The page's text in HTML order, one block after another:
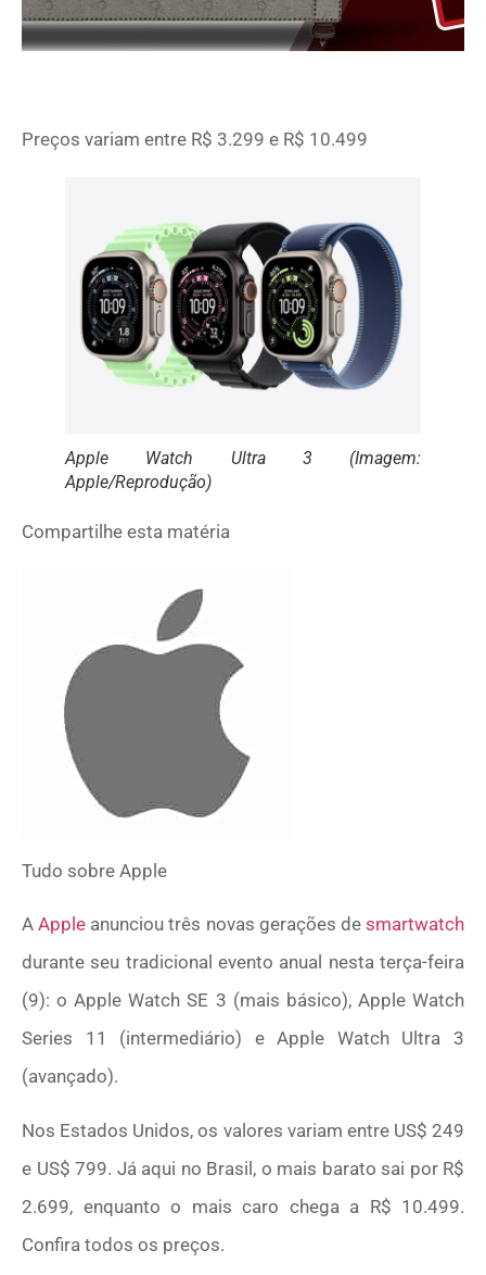
Preços variam entre R$ 3.299 e R$ 10.499
Apple Watch Ultra 3 (Imagem:
Apple/Reprodução)
Compartilhe esta matéria
Tudo sobre Apple
AApple anunciou três novas gerações desmartwatch
durante seu tradicional evento anual nesta terça-feira
(9): o Apple Watch SE 3 (mais básico), Apple Watch
Series 11 (intermediário) e Apple Watch Ultra 3
(avançado).
Nos Estados Unidos, os valores variam entre US$ 249
e US$ 799. Já aqui no Brasil, o mais barato sai por R$
2.699, enquanto o mais caro chega a R$ 10.499.
Confira todos os preços.